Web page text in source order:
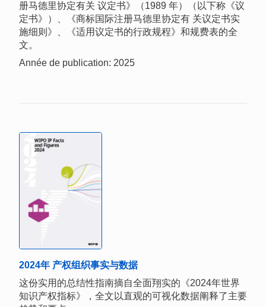
册马德里协定有关 议定书》（1989 年）（以下称《议
定书》）、《商标国际注册马德里协定有 关议定书实
施细则》、《适用议定书的行政规程》和规费表的全
文。
Année de publication: 2025
2024年 产权组织事实与数据
这份实用的总结性指南摘自全面翔实的《2024年世界
知识产权指标》，全文以直观的可视化数据阐释了主要